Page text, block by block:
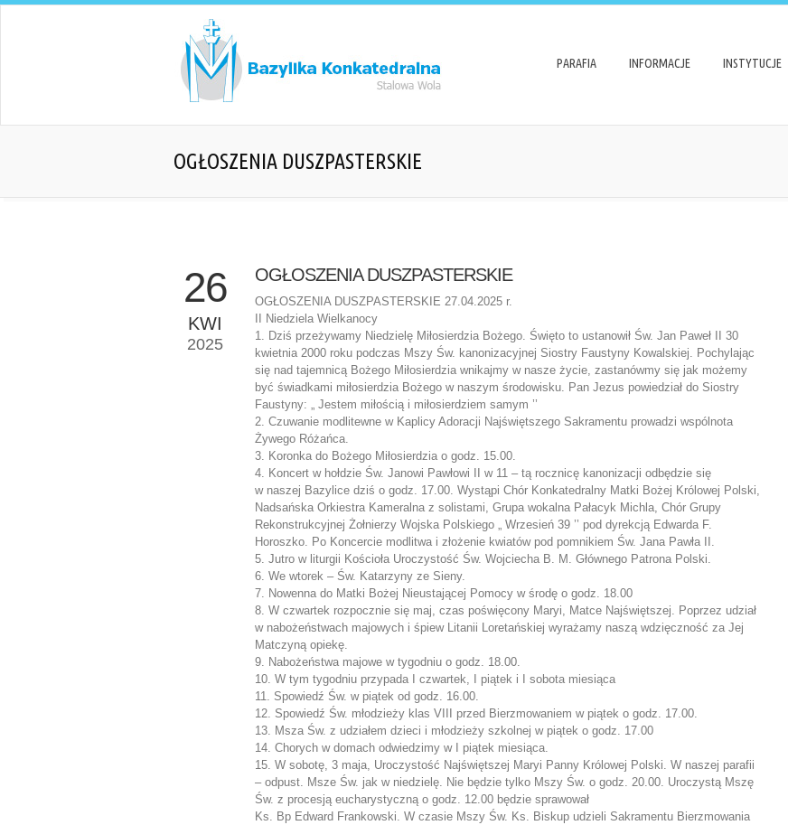
PARAFIA INFORMACJE INSTYTUCJE
OGŁOSZENIA DUSZPASTERSKIE
26
KWI
2025
OGŁOSZENIA DUSZPASTERSKIE
OGŁOSZENIA DUSZPASTERSKIE 27.04.2025 r.
II Niedziela Wielkanocy
1. Dziś przeżywamy Niedzielę Miłosierdzia Bożego. Święto to ustanowił Św. Jan Paweł II 30
kwietnia 2000 roku podczas Mszy Św. kanonizacyjnej Siostry Faustyny Kowalskiej. Pochylając
się nad tajemnicą Bożego Miłosierdzia wnikajmy w nasze życie, zastanówmy się jak możemy
być świadkami miłosierdzia Bożego w naszym środowisku. Pan Jezus powiedział do Siostry
Faustyny: „ Jestem miłością i miłosierdziem samym ’’
2. Czuwanie modlitewne w Kaplicy Adoracji Najświętszego Sakramentu prowadzi wspólnota
Żywego Różańca.
3. Koronka do Bożego Miłosierdzia o godz. 15.00.
4. Koncert w hołdzie Św. Janowi Pawłowi II w 11 – tą rocznicę kanonizacji odbędzie się
w naszej Bazylice dziś o godz. 17.00. Wystąpi Chór Konkatedralny Matki Bożej Królowej Polski,
Nadsańska Orkiestra Kameralna z solistami, Grupa wokalna Pałacyk Michla, Chór Grupy
Rekonstrukcyjnej Żołnierzy Wojska Polskiego „ Wrzesień 39 ’’ pod dyrekcją Edwarda F.
Horoszko. Po Koncercie modlitwa i złożenie kwiatów pod pomnikiem Św. Jana Pawła II.
5. Jutro w liturgii Kościoła Uroczystość Św. Wojciecha B. M. Głównego Patrona Polski.
6. We wtorek – Św. Katarzyny ze Sieny.
7. Nowenna do Matki Bożej Nieustającej Pomocy w środę o godz. 18.00
8. W czwartek rozpocznie się maj, czas poświęcony Maryi, Matce Najświętszej. Poprzez udział
w nabożeństwach majowych i śpiew Litanii Loretańskiej wyrażamy naszą wdzięczność za Jej
Matczyną opiekę.
9. Nabożeństwa majowe w tygodniu o godz. 18.00.
10. W tym tygodniu przypada I czwartek, I piątek i I sobota miesiąca
11. Spowiedź Św. w piątek od godz. 16.00.
12. Spowiedź Św. młodzieży klas VIII przed Bierzmowaniem w piątek o godz. 17.00.
13. Msza Św. z udziałem dzieci i młodzieży szkolnej w piątek o godz. 17.00
14. Chorych w domach odwiedzimy w I piątek miesiąca.
15. W sobotę, 3 maja, Uroczystość Najświętszej Maryi Panny Królowej Polski. W naszej parafii
– odpust. Msze Św. jak w niedzielę. Nie będzie tylko Mszy Św. o godz. 20.00. Uroczystą Mszę
Św. z procesją eucharystyczną o godz. 12.00 będzie sprawował
Ks. Bp Edward Frankowski. W czasie Mszy Św. Ks. Biskup udzieli Sakramentu Bierzmowania